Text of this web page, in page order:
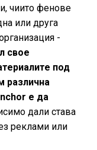
чиито фенове
или друга
-
свое
под
различна
е да
дали става
реклами или